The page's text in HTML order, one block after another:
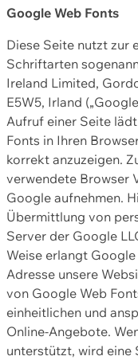
Google Web Fonts
Diese Seite nutzt zur
Schriftarten
Ireland Limited,
E5W5, Irland
Aufruf einer Seite
Fonts in Ihren
korrekt anzuzeigen.
verwendete Browser
Google aufnehmen.
Übermittlung von
Server der Google
Weise erlangt
Adresse unsere
von Google Web
einheitlichen und
Online-Angebote.
unterstützt, wird